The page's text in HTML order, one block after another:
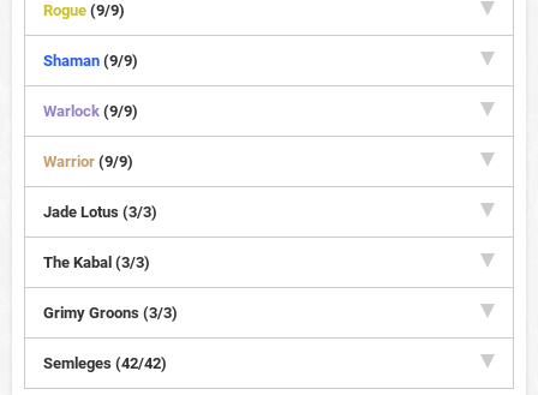
Rogue (9/9)
Shaman (9/9)
Warlock (9/9)
Warrior (9/9)
Jade Lotus (3/3)
The Kabal (3/3)
Grimy Groons (3/3)
Semleges (42/42)